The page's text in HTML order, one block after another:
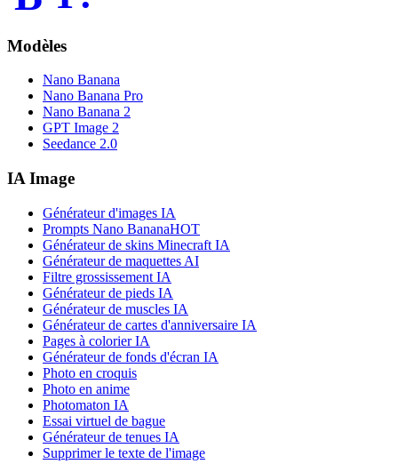
Modèles
Nano Banana
Nano Banana Pro
Nano Banana 2
GPT Image 2
Seedance 2.0
IA Image
Générateur d'images IA
Prompts Nano BananaHOT
Générateur de skins Minecraft IA
Générateur de maquettes AI
Filtre grossissement IA
Générateur de pieds IA
Générateur de muscles IA
Générateur de cartes d'anniversaire IA
Pages à colorier IA
Générateur de fonds d'écran IA
Photo en croquis
Photo en anime
Photomaton IA
Essai virtuel de bague
Générateur de tenues IA
Supprimer le texte de l'image